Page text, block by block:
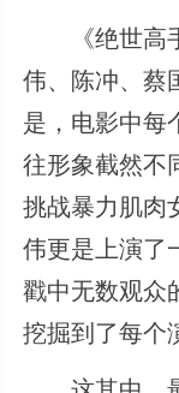
《绝世高手
伟、陈冲、蔡
是，电影中每
往形象截然不
挑战暴力肌肉
伟更是上演了
戳中无数观众
挖掘到了每个